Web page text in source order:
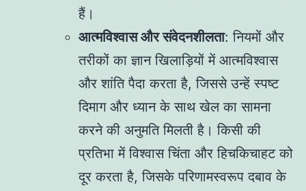
हैं।
आत्मविश्वास और संवेदनशीलता: नियमों और
तरीकों का ज्ञान खिलाड़ियों में आत्मविश्वास
और शांति पैदा करता है, जिससे उन्हें स्पष्ट
दिमाग और ध्यान के साथ खेल का सामना
करने की अनुमति मिलती है। किसी की
प्रतिभा में विश्वास चिंता और हिचकिचाहट को
दूर करता है, जिसके परिणामस्वरूप दबाव के